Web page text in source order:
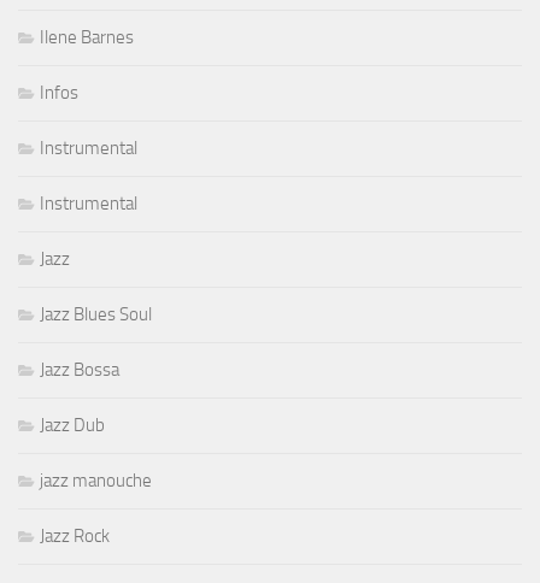
Ilene Barnes
Infos
Instrumental
Instrumental
Jazz
Jazz Blues Soul
Jazz Bossa
Jazz Dub
jazz manouche
Jazz Rock